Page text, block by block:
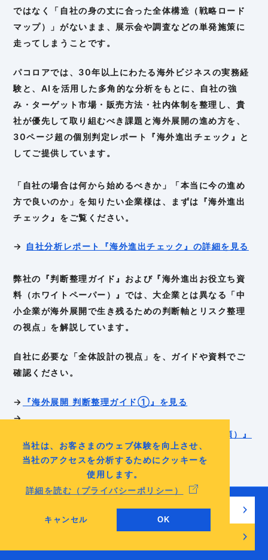
当社は、お客さまのウェブ体験を向上させ、
当社のアクセスを分析するためにクッキーを
使用します。
詳細を読む（プライバシーポリシー）
キャンセル OK
ではなく「自社の身の丈に合った全体構造（戦略ロード
マップ）」がないまま、展示会や調査などの単発施策に
走ってしまうことです。
パコロアでは、30年以上にわたる海外ビジネスの実務経
験と、AIを活用した多角的な分析をもとに、自社の強
み・ターゲット市場・販売方法・社内体制を整理し、貴
社が優先して取り組むべき課題と海外展開の進め方を、
30ページ超の個別判定レポート『海外進出チェック』と
してご提供しています。
「自社の場合は何から始めるべきか」「本当に今の進め
方で良いのか」を知りたい企業様は、まずは『海外進出
チェック』をご覧ください。
→ 自社分析レポート『海外進出チェック』の詳細を見る
弊社の『判断整理ガイド』および『海外進出お役立ち資
料（ホワイトペーパー）』では、大企業とは異なる「中
小企業が海外展開で生き残るための判断軸とリスク整理
の視点」を解説しています。
自社に必要な「全体設計の視点」を、ガイドや資料でご
確認ください。
→
『海外展開 判断整理ガイド①』を見る
→
『無料ダウンロード資料（ホワイトペーパー全9種類）』
を見る
無料でチェックリストを見る